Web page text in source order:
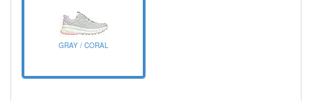
GRAY / CORAL